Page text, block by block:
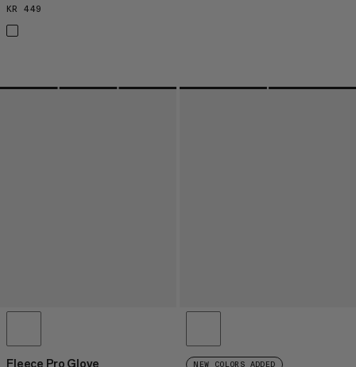
KR 449
Fleece Pro Glove NEW COLORS ADDED